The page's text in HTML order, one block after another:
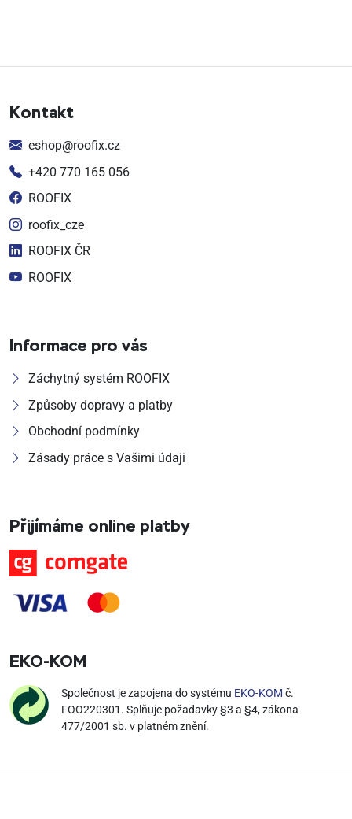
Kontakt
eshop@roofix.cz
+420 770 165 056
ROOFIX
roofix_cze
ROOFIX ČR
ROOFIX
Informace pro vás
Záchytný systém ROOFIX
Způsoby dopravy a platby
Obchodní podmínky
Zásady práce s Vašimi údaji
Přijímáme online platby
EKO‑KOM
Společnost je zapojena do systému EKO-KOM č.
FOO220301. Splňuje požadavky §3 a §4, zákona
477/2001 sb. v platném znění.